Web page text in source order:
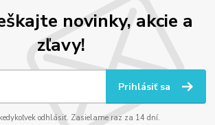
novinky, akcie a
zľavy!
Prihlásiť sa
odhlásiť. Zasielame raz za 14 dní.